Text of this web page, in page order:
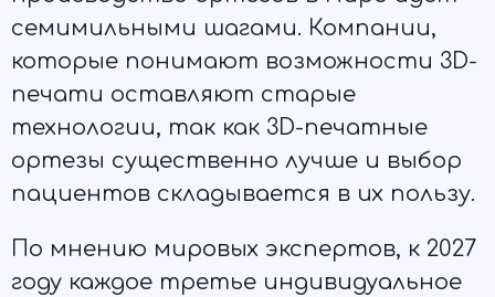
семимильными шагами. Компании,
которые понимают возможности 3D-
печати оставляют старые
технологии, так как 3D-печатные
ортезы существенно лучше и выбор
пациентов складывается в их пользу.
По мнению мировых экспертов, к 2027
году каждое третье индивидуальное